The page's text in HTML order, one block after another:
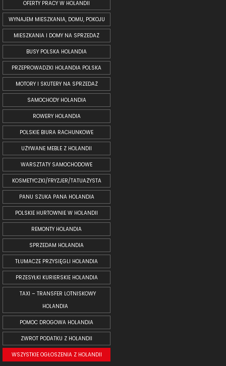
OFERTY PRACY W HOLANDII
WYNAJEM MIESZKANIA, DOMU, POKOJU
MIESZKANIA I DOMY NA SPRZEDAŻ
BUSY POLSKA HOLANDIA
PRZEPROWADZKI HOLANDIA POLSKA
MOTORY I SKUTERY NA SPRZEDAŻ
SAMOCHODY HOLANDIA
ROWERY HOLANDIA
POLSKIE BIURA RACHUNKOWE
UŻYWANE MEBLE Z HOLANDII
WARSZTATY SAMOCHODOWE
KOSMETYCZKI/FRYZJER/TATUAŻYSTA
PANU SZUKA PANA HOLANDIA
POLSKIE HURTOWNIE W HOLANDII
REMONTY HOLANDIA
SPRZEDAM HOLANDIA
TŁUMACZE PRZYSIĘGLI HOLANDIA
PRZESYŁKI KURIERSKIE HOLANDIA
TAXI – TRANSFER LOTNISKOWY
HOLANDIA
POMOC DROGOWA HOLANDIA
ZWROT PODATKU Z HOLANDII
WSZYSTKIE OGŁOSZENIA Z HOLANDII